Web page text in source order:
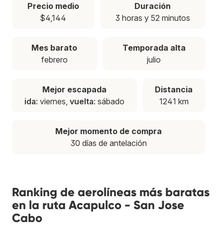
Precio medio
$4,144
Duración
3 horas y 52 minutos
Mes barato
febrero
Temporada alta
julio
Mejor escapada
ida: viernes, vuelta: sábado
Distancia
1241 km
Mejor momento de compra
30 días de antelación
Ranking de aerolíneas más baratas
en la ruta Acapulco - San Jose
Cabo